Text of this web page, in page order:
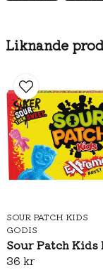
Liknande
SOUR PATCH KIDS
GODIS
36 kr
Varav